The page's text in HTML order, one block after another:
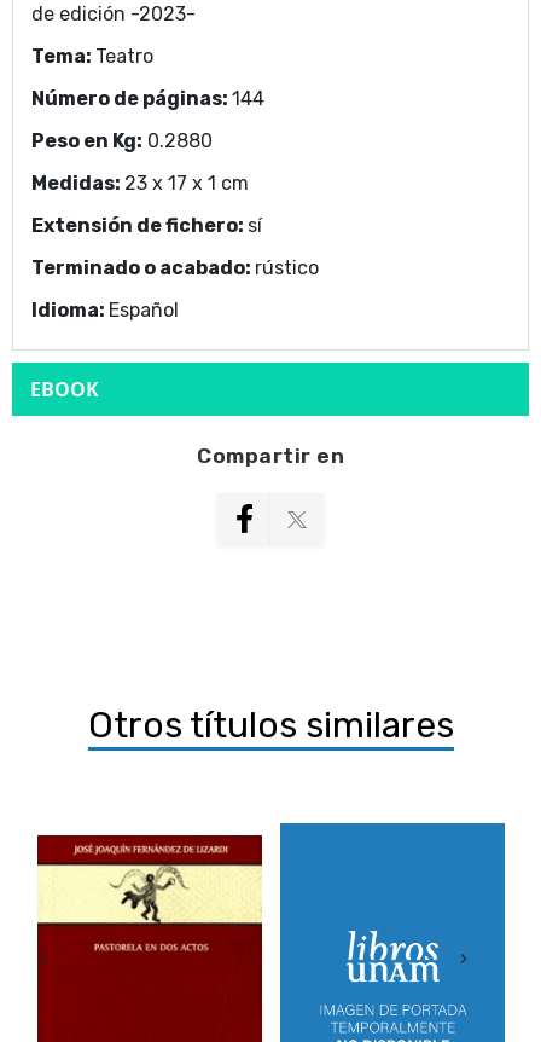
de edición -2023-
Tema: Teatro
Número de páginas: 144
Peso en Kg: 0.2880
Medidas: 23 x 17 x 1 cm
Extensión de fichero: sí
Terminado o acabado: rústico
Idioma: Español
EBOOK
Compartir en
Otros títulos similares
‹ ›